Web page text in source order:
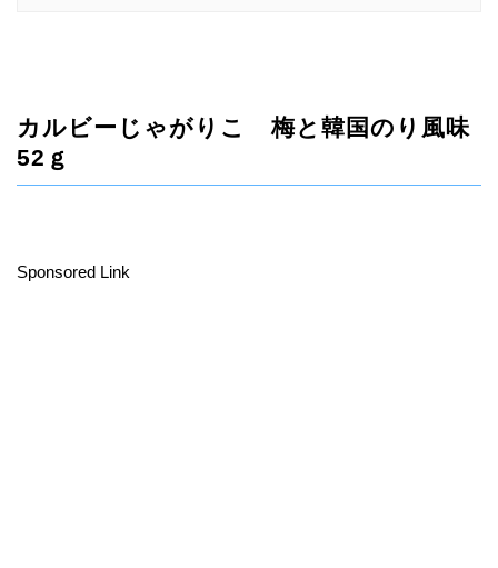
カルビーじゃがりこ 梅と韓国のり風味
52ｇ
Sponsored Link